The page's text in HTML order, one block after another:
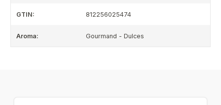
GTIN: 812256025474
Aroma: Gourmand - Dulces